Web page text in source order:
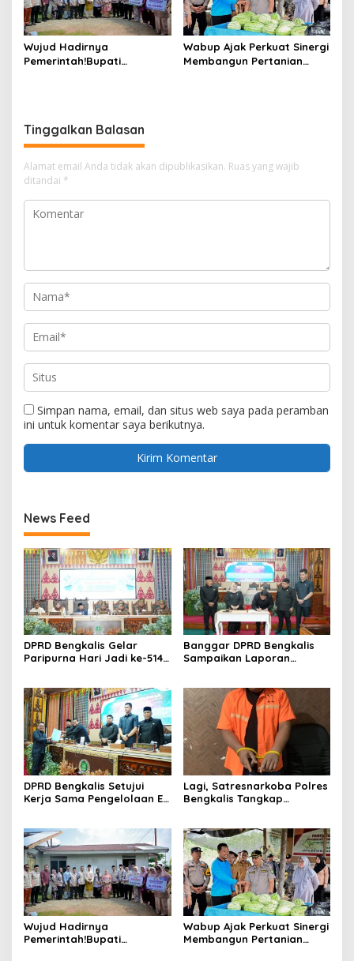
Wujud Hadirnya
Pemerintah!Bupati
Wabup Ajak Perkuat Sinergi
Membangun Pertanian
Tinggalkan Balasan
Alamat email Anda tidak akan dipublikasikan. Ruas yang wajib
ditandai *
Simpan nama, email, dan situs web saya pada peramban
ini untuk komentar saya berikutnya.
News Feed
DPRD Bengkalis Gelar
Paripurna Hari Jadi ke-514
Negeri Junjungan.
Banggar DPRD Bengkalis
Sampaikan Laporan
Pelaksanaan APBD Tahun
Anggaran 2025
DPRD Bengkalis Setujui
Kerja Sama Pengelolaan E-
Lagi, Satresnarkoba Polres
Bengkalis Tangkap
Wujud Hadirnya
Pemerintah!Bupati
Wabup Ajak Perkuat Sinergi
Membangun Pertanian